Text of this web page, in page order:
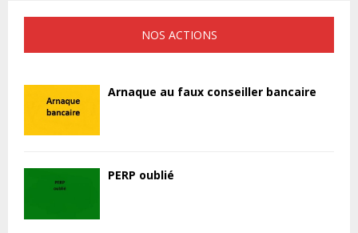
NOS ACTIONS
Arnaque au faux conseiller bancaire
PERP oublié